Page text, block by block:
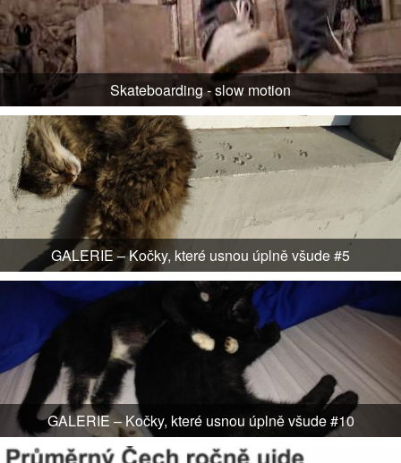
Skateboarding - slow motion
GALERIE – Kočky, které usnou úplně všude #5
GALERIE – Kočky, které usnou úplně všude #10